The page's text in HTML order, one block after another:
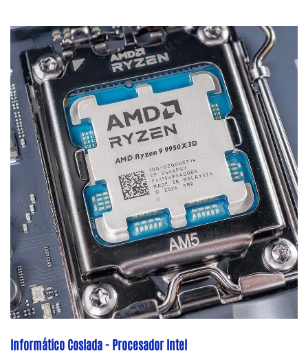
Informático Coslada - Procesador Intel